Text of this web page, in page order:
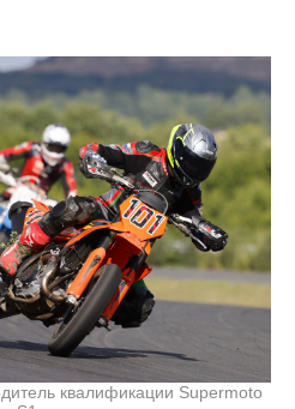
квалификации Supermoto